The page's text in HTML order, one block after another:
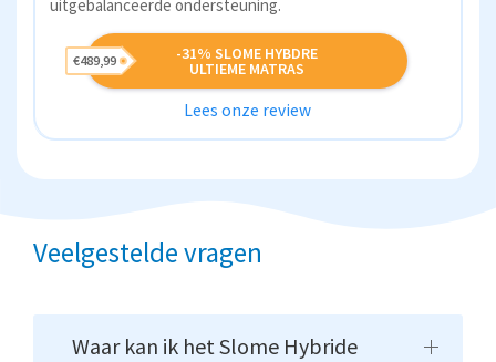
uitgebalanceerde ondersteuning.
-31% SLOME HYBDRE
ULTIEME MATRAS
€489,99
Lees onze review
Veelgestelde vragen
Waar kan ik het Slome Hybride